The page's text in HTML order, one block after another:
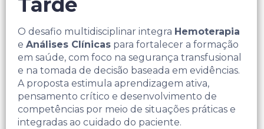
O desafio multidisciplinar integra Hemoterapia
e Análises Clínicas para fortalecer a formação
em saúde, com foco na segurança transfusional
e na tomada de decisão baseada em evidências.
A proposta estimula aprendizagem ativa,
pensamento crítico e desenvolvimento de
competências por meio de situações práticas e
integradas ao cuidado do paciente.